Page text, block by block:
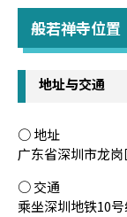
般若禅寺位置
地址与交通
○ 地址
广东省深圳市龙
○ 交通
乘坐深圳地铁10